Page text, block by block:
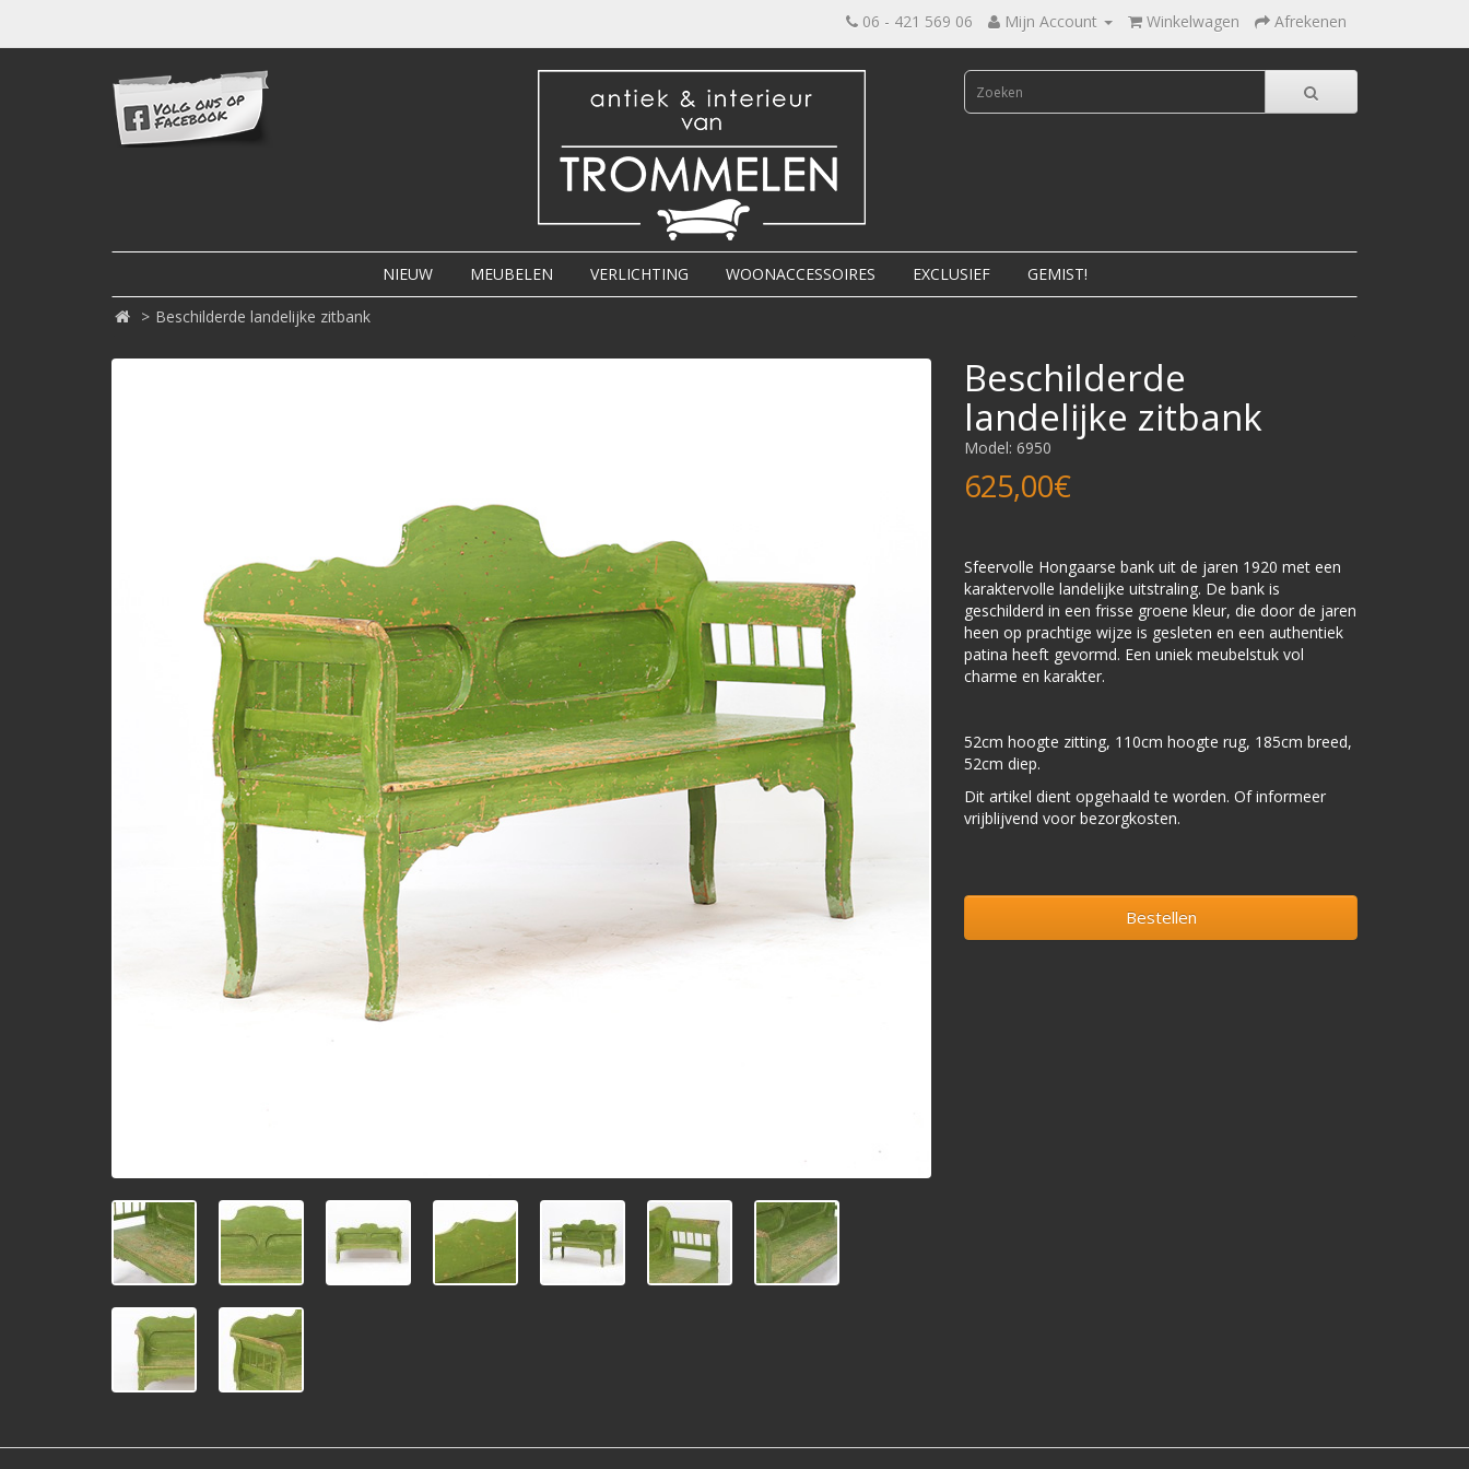
06 - 421 569 06 Mijn Account Winkelwagen Afrekenen
NIEUW MEUBELEN VERLICHTING WOONACCESSOIRES EXCLUSIEF GEMIST!
Beschilderde landelijke zitbank
Beschilderde
landelijke zitbank
Model: 6950
625,00€
Sfeervolle Hongaarse bank uit de jaren 1920 met een
karaktervolle landelijke uitstraling. De bank is
geschilderd in een frisse groene kleur, die door de jaren
heen op prachtige wijze is gesleten en een authentiek
patina heeft gevormd. Een uniek meubelstuk vol
charme en karakter.
52cm hoogte zitting, 110cm hoogte rug, 185cm breed,
52cm diep.
Dit artikel dient opgehaald te worden. Of informeer
vrijblijvend voor bezorgkosten.
Bestellen